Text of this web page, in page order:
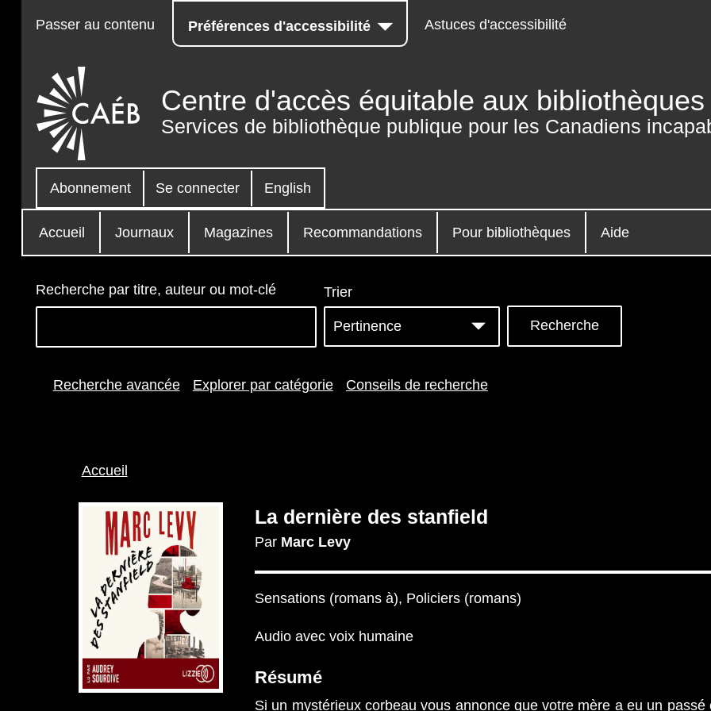
Passer au contenu Préférences d'accessibilité Astuces d'accessibilité
Centre d'accès équitable aux bibliothèques
Services de bibliothèque publique pour les Canadiens
Abonnement Se connecter English
Accueil Journaux Magazines Recommandations Pour bibliothèques Aide
Recherche par titre, auteur ou mot-clé Trier
Recherche avancée Explorer par catégorie Conseils de recherche
Fil
Accueil
La dernière des stanfield
Par Marc Levy
Sensations (romans à), Policiers (romans)
Audio avec voix humaine
Résumé
Si un mystérieux corbeau vous annonce que votre mère a eu un passé